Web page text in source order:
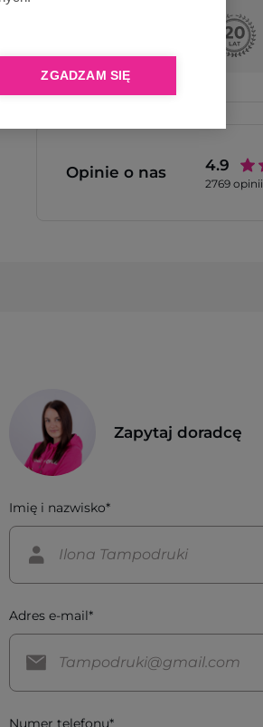
ZGADZAM SIĘ
Opinie o nas 4.9
2769opinii
Zapytaj doradcę
Imię i nazwisko*
Adres e-mail*
Numer telefonu*